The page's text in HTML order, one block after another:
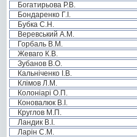
Богатирьова Р.В.
Бондаренко Г.І.
Бубка С.Н.
Веревський А.М.
Горбаль В.М.
Жеваго К.В.
Зубанов В.О.
Кальніченко І.В.
Клімов Л.М.
Колоніарі О.П.
Коновалюк В.І.
Круглов М.П.
Ландик В.І.
Ларін С.М.